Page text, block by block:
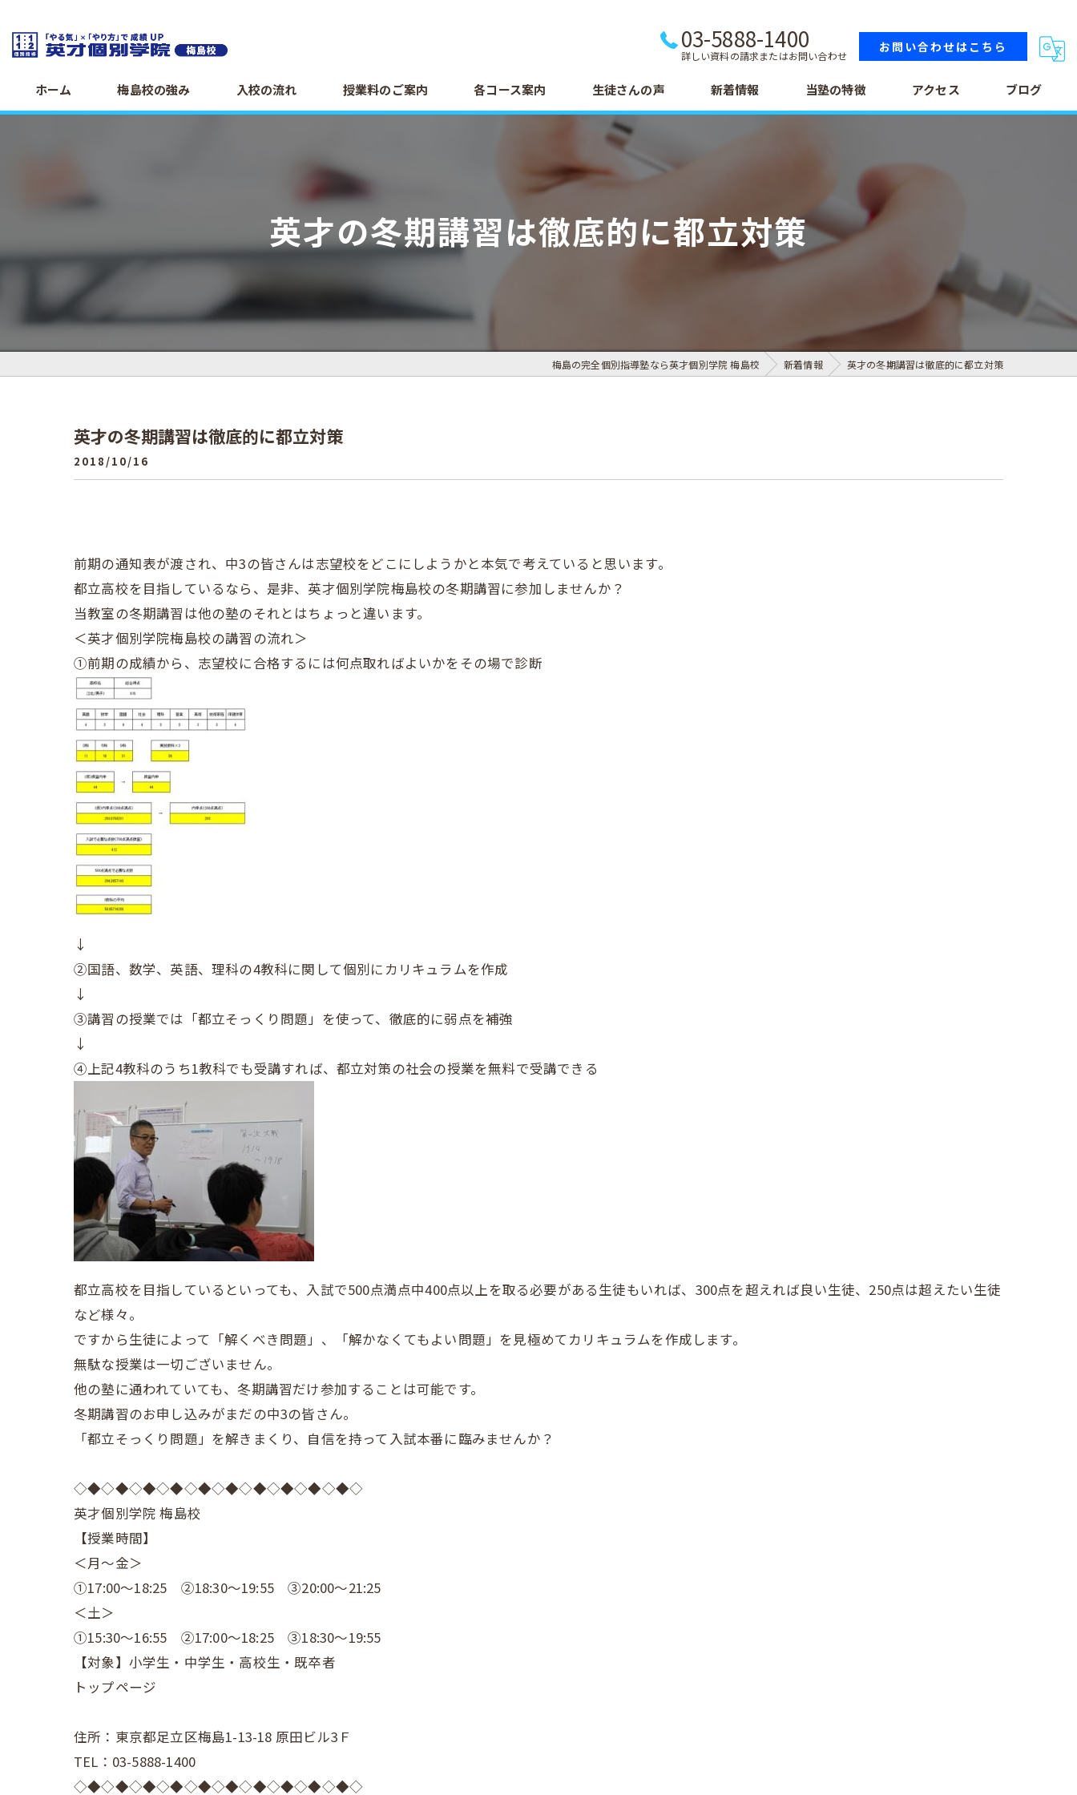
03-5888-1400
詳しい資料の請求またはお問い合わせ
お問い合わせはこちら
ホーム 梅島校の強み 入校の流れ 授業料のご案内 各コース案内 生徒さんの声 新着情報 当塾の特徴
高校生
テスト
アクセス ブログ
英才の冬期講習は徹底的に都立対策
梅島の完全個別指導塾なら英才個別学院 梅島校 新着情報 英才の冬期講習は徹底的に都立対策
英才の冬期講習は徹底的に都立対策
2018/10/16
前期の通知表が渡され、中3の皆さんは志望校をどこにしようかと本気で考えていると思います。
都立高校を目指しているなら、是非、英才個別学院梅島校の冬期講習に参加しませんか？
当教室の冬期講習は他の塾のそれとはちょっと違います。
＜英才個別学院梅島校の講習の流れ＞
①前期の成績から、志望校に合格するには何点取ればよいかをその場で診断
↓
②国語、数学、英語、理科の4教科に関して個別にカリキュラムを作成
↓
③講習の授業では「都立そっくり問題」を使って、徹底的に弱点を補強
↓
④上記4教科のうち1教科でも受講すれば、都立対策の社会の授業を無料で受講できる
都立高校を目指しているといっても、入試で500点満点中400点以上を取る必要がある生徒もいれば、300点を超えれば良い生徒、250点は超えたい生徒
など様々。
ですから生徒によって「解くべき問題」、「解かなくてもよい問題」を見極めてカリキュラムを作成します。
無駄な授業は一切ございません。
他の塾に通われていても、冬期講習だけ参加することは可能です。
冬期講習のお申し込みがまだの中3の皆さん。
「都立そっくり問題」を解きまくり、自信を持って入試本番に臨みませんか？
◇◆◇◆◇◆◇◆◇◆◇◆◇◆◇◆◇◆◇◆◇
英才個別学院 梅島校
【授業時間】
＜月～金＞
①17:00～18:25 ②18:30～19:55 ③20:00～21:25
＜土＞
①15:30～16:55 ②17:00～18:25 ③18:30～19:55
【対象】小学生・中学生・高校生・既卒者
トップページ
住所：東京都足立区梅島1-13-18 原田ビル3Ｆ
TEL：03-5888-1400
◇◆◇◆◇◆◇◆◇◆◇◆◇◆◇◆◇◆◇◆◇